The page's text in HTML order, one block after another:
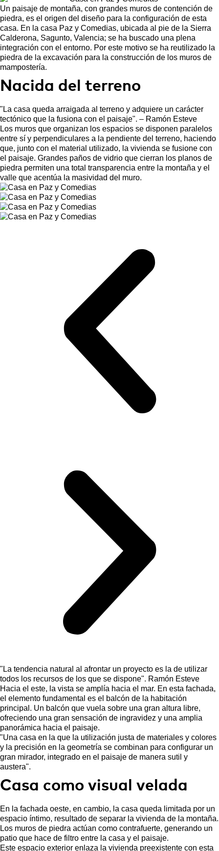
Un paisaje de montaña, con grandes muros de contención de
piedra, es el origen del diseño para la configuración de esta
casa. En la casa Paz y Comedias, ubicada al pie de la Sierra
Calderona, Sagunto, Valencia; se ha buscado una plena
integración con el entorno. Por este motivo se ha reutilizado la
piedra de la excavación para la construcción de los muros de
mampostería.
Nacida del terreno
"La casa queda arraigada al terreno y adquiere un carácter
tectónico que la fusiona con el paisaje". – Ramón Esteve
Los muros que organizan los espacios se disponen paralelos
entre sí y perpendiculares a la pendiente del terreno, haciendo
que, junto con el material utilizado, la vivienda se fusione con
el paisaje. Grandes paños de vidrio que cierran los planos de
piedra permiten una total transparencia entre la montaña y el
valle que acentúa la masividad del muro.
"La tendencia natural al afrontar un proyecto es la de utilizar
todos los recursos de los que se dispone". Ramón Esteve
Hacia el este, la vista se amplía hacia el mar. En esta fachada,
el elemento fundamental es el balcón de la habitación
principal. Un balcón que vuela sobre una gran altura libre,
ofreciendo una gran sensación de ingravidez y una amplia
panorámica hacia el paisaje.
"Una casa en la que la utilización justa de materiales y colores
y la precisión en la geometría se combinan para configurar un
gran mirador, integrado en el paisaje de manera sutil y
austera".
Casa como visual velada
En la fachada oeste, en cambio, la casa queda limitada por un
espacio íntimo, resultado de separar la vivienda de la montaña.
Los muros de piedra actúan como contrafuerte, generando un
patio que hace de filtro entre la casa y el paisaje.
Este espacio exterior enlaza la vivienda preexistente con esta